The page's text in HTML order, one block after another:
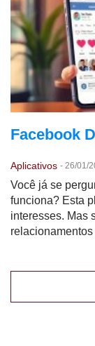
Facebook
Aplicativos - 26/01/
Você já se
funciona? Esta
interesses. Mas